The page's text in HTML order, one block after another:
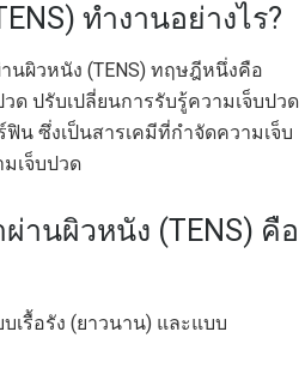
ทำงานอย่างไร?
นผิวหนัง (TENS) ทฤษฎีหนึ่งคือ
ปรับเปลี่ยนการรับรู้ความเจ็บปวด
น ซึ่งเป็นสารเคมีที่กำจัดความเจ็บ
เจ็บปวด
านผิวหนัง (TENS) คือ
เรื้อรัง (ยาวนาน) และแบบ